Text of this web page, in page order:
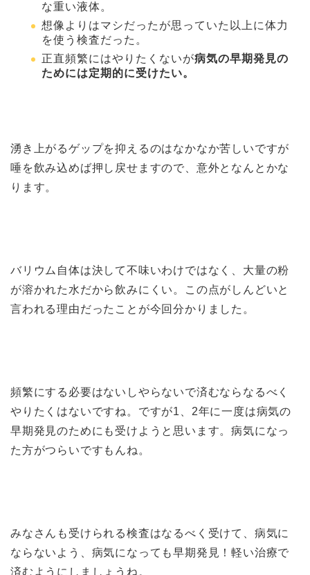
な重い液体。
想像よりはマシだったが思っていた以上に体力
を使う検査だった。
正直頻繁にはやりたくないが病気の早期発見の
ためには定期的に受けたい。
湧き上がるゲップを抑えるのはなかなか苦しいですが
唾を飲み込めば押し戻せますので、意外となんとかな
ります。
バリウム自体は決して不味いわけではなく、 大量の粉
が溶かれた水だから飲みにくい 。この点がしんどいと
言われる理由だったことが今回分かりました。
頻繁にする必要はないしやらないで済むならなるべく
やりたくはないですね。ですが1、2年に一度は病気の
早期発見のためにも受けようと思います。病気になっ
た方がつらいですもんね。
みなさんも受けられる検査はなるべく受けて、病気に
ならないよう、病気になっても早期発見！軽い治療で
済むようにしましょうね。